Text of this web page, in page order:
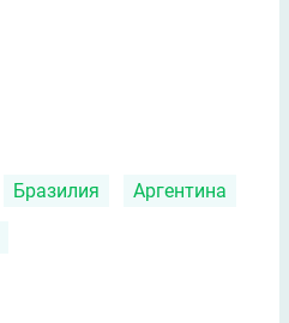
Бразилия Аргентина